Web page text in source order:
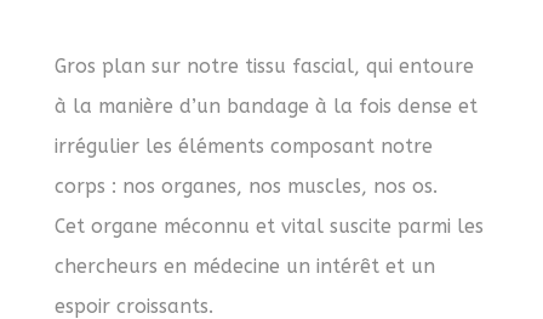
Gros plan sur notre tissu fascial, qui entoure
à la manière d’un bandage à la fois dense et
irrégulier les éléments composant notre
corps : nos organes, nos muscles, nos os.
Cet organe méconnu et vital suscite parmi les
chercheurs en médecine un intérêt et un
espoir croissants.